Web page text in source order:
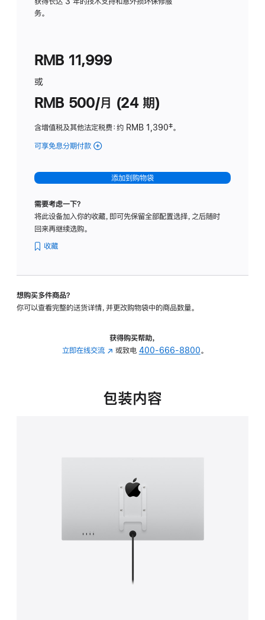
务。
RMB 11,999
或
RMB 500/月 (24 期)
含增值税及其他法定税费：约 RMB 1,390脚
‡。
可享免息分期付款 (Studio
-
标
璃
转
的
添加到购物袋
需要考虑一下？
将此设备加入你的收藏，即可先保留全部配置选择，之后随时
回来再继续选购。
收藏
想购买多件商品？
你可以查看完整的送货详情，并更改购物袋中的商品数量。
获得购买帮助，
立即在线交流 (在
中
或致电 400-666-8800。
包装内容